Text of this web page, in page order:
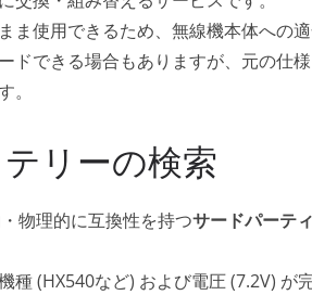
ま使用できるため、無線機本体への適
ドできる場合もありますが、元の仕
。
リーの検索
物理的に互換性を持つサードパーテ
種 (HX540など) および電圧 (7.2V) が